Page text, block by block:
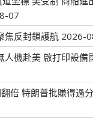
07
焦反封鎖護航 2026-
人機赴美 啟打印設備
倍 特朗普批賺得過